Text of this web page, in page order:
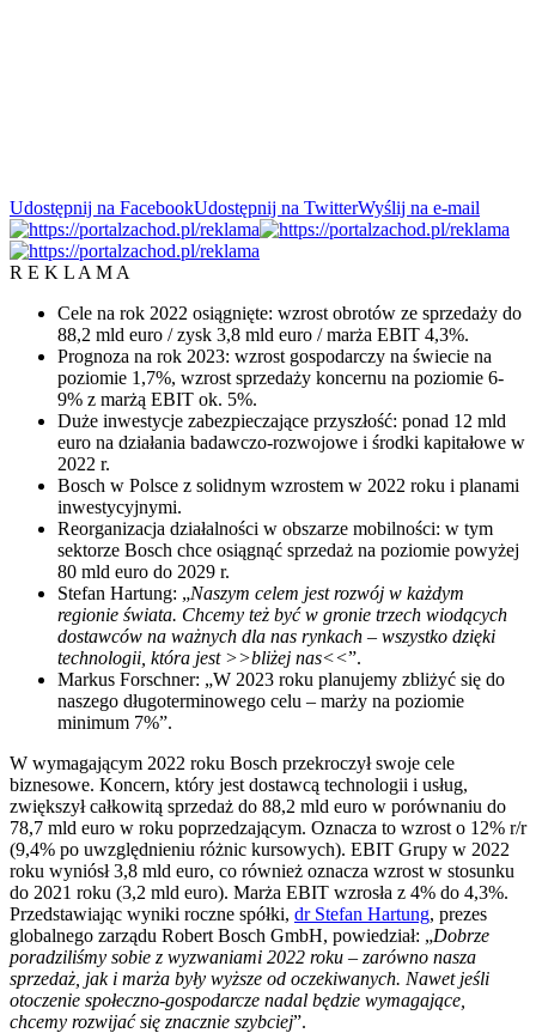
Udostępnij na FacebookUdostępnij na TwitterWyślij na e-mail
R E K L A M A
Cele na rok 2022 osiągnięte: wzrost obrotów ze sprzedaży do
88,2 mld euro / zysk 3,8 mld euro / marża EBIT 4,3%.
Prognoza na rok 2023: wzrost gospodarczy na świecie na
poziomie 1,7%, wzrost sprzedaży koncernu na poziomie 6-
9% z marżą EBIT ok. 5%.
Duże inwestycje zabezpieczające przyszłość: ponad 12 mld
euro na działania badawczo-rozwojowe i środki kapitałowe w
2022 r.
Bosch w Polsce z solidnym wzrostem w 2022 roku i planami
inwestycyjnymi.
Reorganizacja działalności w obszarze mobilności: w tym
sektorze Bosch chce osiągnąć sprzedaż na poziomie powyżej
80 mld euro do 2029 r.
Stefan Hartung: „Naszym celem jest rozwój w każdym
regionie świata. Chcemy też być w gronie trzech wiodących
dostawców na ważnych dla nas rynkach – wszystko dzięki
technologii, która jest >>bliżej nas<<”.
Markus Forschner: „W 2023 roku planujemy zbliżyć się do
naszego długoterminowego celu – marży na poziomie
minimum 7%”.
W wymagającym 2022 roku Bosch przekroczył swoje cele
biznesowe. Koncern, który jest dostawcą technologii i usług,
zwiększył całkowitą sprzedaż do 88,2 mld euro w porównaniu do
78,7 mld euro w roku poprzedzającym. Oznacza to wzrost o 12% r/r
(9,4% po uwzględnieniu różnic kursowych). EBIT Grupy w 2022
roku wyniósł 3,8 mld euro, co również oznacza wzrost w stosunku
do 2021 roku (3,2 mld euro). Marża EBIT wzrosła z 4% do 4,3%.
Przedstawiając wyniki roczne spółki, dr Stefan Hartung, prezes
globalnego zarządu Robert Bosch GmbH, powiedział: „Dobrze
poradziliśmy sobie z wyzwaniami 2022 roku – zarówno nasza
sprzedaż, jak i marża były wyższe od oczekiwanych. Nawet jeśli
otoczenie społeczno-gospodarcze nadal będzie wymagające,
chcemy rozwijać się znacznie szybciej”.